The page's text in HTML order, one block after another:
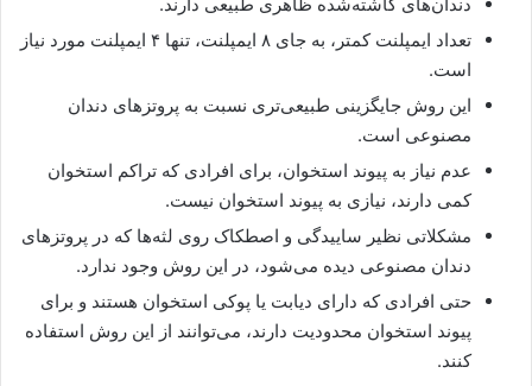
دندان‌های کاشته‌شده ظاهری طبیعی دارند.
تعداد ایمپلنت کمتر، به جای ۸ ایمپلنت، تنها ۴ ایمپلنت مورد نیاز
است.
این روش جایگزینی طبیعی‌تری نسبت به پروتزهای دندان
مصنوعی است.
عدم نیاز به پیوند استخوان، برای افرادی که تراکم استخوان
کمی دارند، نیازی به پیوند استخوان نیست.
مشکلاتی نظیر ساییدگی و اصطکاک روی لثه‌ها که در پروتزهای
دندان مصنوعی دیده می‌شود، در این روش وجود ندارد.
حتی افرادی که دارای دیابت یا پوکی استخوان هستند و برای
پیوند استخوان محدودیت دارند، می‌توانند از این روش استفاده
کنند.